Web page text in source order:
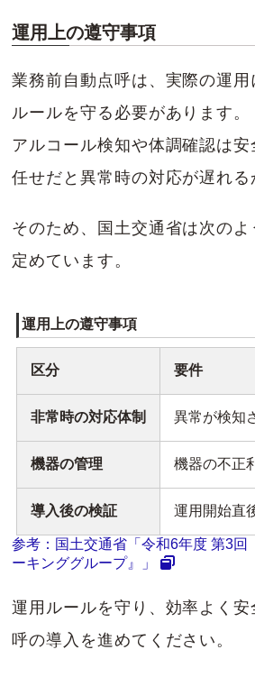
運用上の遵守事項
業務前自動点呼は、実際の運
ルールを守る必要があります。
アルコール検知や体調確認は
任せだと異常時の対応が遅れる
そのため、国土交通省は次のよ
定めています。
運用上の遵守事項
区分 要件
非常時の対応体制 異常が検知
機器の管理 機器の不正
導入後の検証 運用開始直
参考：国土交通省「令和6年度 第3回
ーキンググループ』」
運用ルールを守り、効率よく安
呼の導入を進めてください。